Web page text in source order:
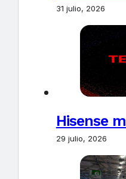
31 julio, 2026
Hisense
29 julio, 2026